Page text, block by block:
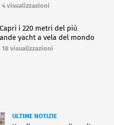
4 visualizzazioni
i 220 metri del più
yacht a vela del mondo
18 visualizzazioni
ULTIME NOTIZIE